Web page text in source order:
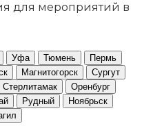
для мероприятий в
Уфа Тюмень
Пермь
Магнитогорск
Сургут
Стерлитамак
Оренбург
Рудный
Ноябрьск